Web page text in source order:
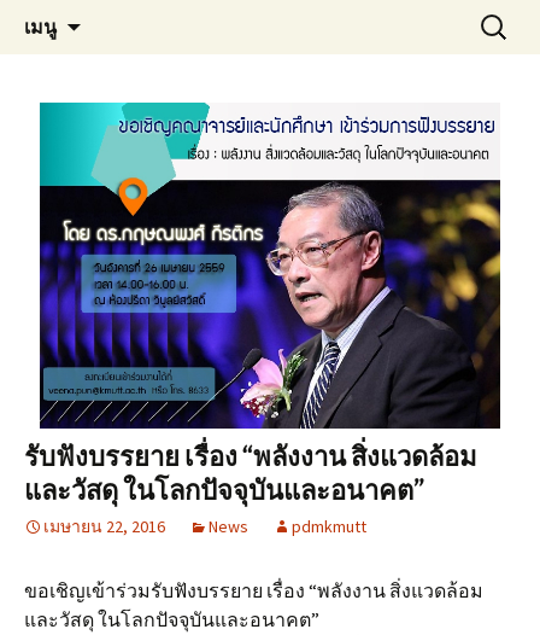
เนื้อหา
MT KMUTT
Materials Technology, KMUTT
เมนู
ค้นหา
สำหรับ:
รับฟังบรรยาย เรื่อง “พลังงาน สิ่งแวดล้อม
และวัสดุ ในโลกปัจจุบันและอนาคต”
เมษายน 22, 2016 News pdmkmutt
ขอเชิญเข้าร่วมรับฟังบรรยาย เรื่อง “พลังงาน สิ่งแวดล้อม
และวัสดุ ในโลกปัจจุบันและอนาคต”